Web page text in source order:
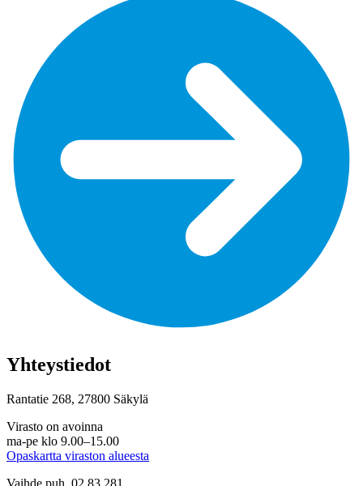
Yhteystiedot
Rantatie 268, 27800 Säkylä
Virasto on avoinna
ma-pe klo 9.00–15.00
Opaskartta viraston alueesta